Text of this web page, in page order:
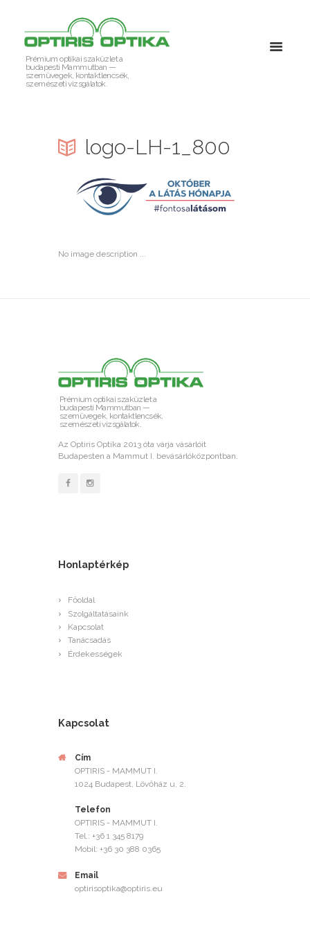
Prémium optikai szaküzlet a
budapesti Mammutban —
szemüvegek, kontaktlencsék,
szemészeti vizsgálatok.
logo-LH-1_800
No image description ...
Prémium optikai szaküzlet a
budapesti Mammutban —
szemüvegek, kontaktlencsék,
szemészeti vizsgálatok.
Az Optiris Optika 2013 óta várja vásárlóit
Budapesten a Mammut I. bevásárlóközpontban.
Honlaptérkép
Főoldal
Szolgáltatásaink
Kapcsolat
Tanácsadás
Érdekességek
Kapcsolat
Cím
OPTIRIS - MAMMUT I.
1024 Budapest, Lövőház u. 2.
Telefon
OPTIRIS - MAMMUT I.
Tel.: +36 1 345 8179
Mobil: +36 30 388 0365
Email
optirisoptika@optiris.eu